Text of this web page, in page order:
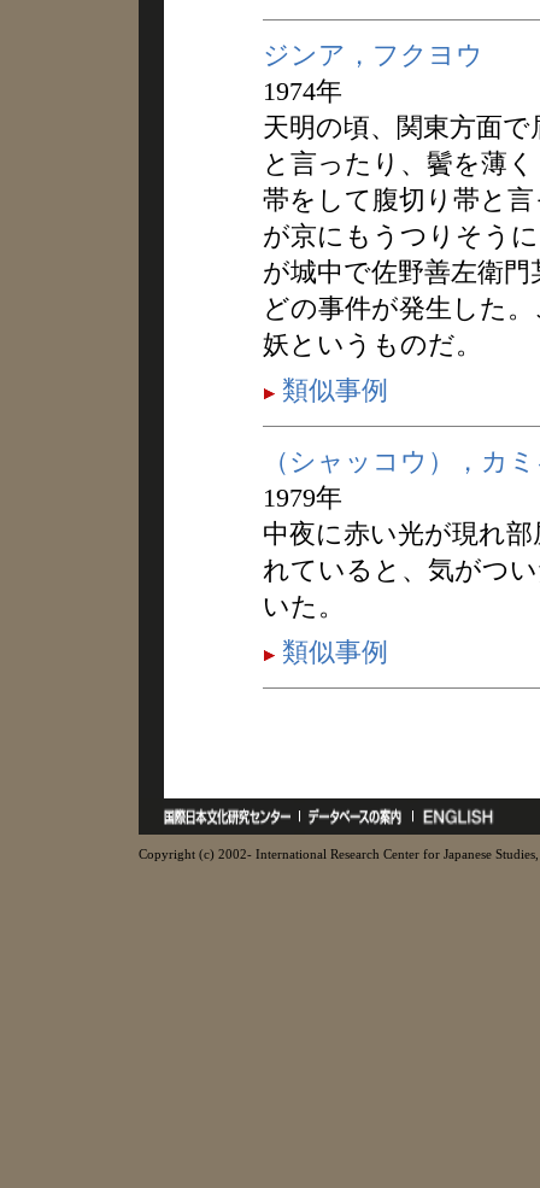
ジンア，フクヨウ
1974年
天明の頃、関東方面
と言ったり、鬢を薄
帯をして腹切り帯と
が京にもうつりそう
が城中で佐野善左衛
どの事件が発生した
妖というものだ。
類似事例
（シャッコウ），カ
1979年
中夜に赤い光が現れ
れていると、気がつ
いた。
類似事例
Copyright (c) 2002- International Research Center for Japanese